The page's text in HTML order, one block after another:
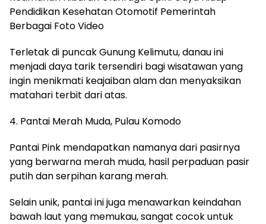
Pendidikan Kesehatan Otomotif Pemerintah
Berbagai Foto Video
Terletak di puncak Gunung Kelimutu, danau ini
menjadi daya tarik tersendiri bagi wisatawan yang
ingin menikmati keajaiban alam dan menyaksikan
matahari terbit dari atas.
4. Pantai Merah Muda, Pulau Komodo
Pantai Pink mendapatkan namanya dari pasirnya
yang berwarna merah muda, hasil perpaduan pasir
putih dan serpihan karang merah.
Selain unik, pantai ini juga menawarkan keindahan
bawah laut yang memukau, sangat cocok untuk